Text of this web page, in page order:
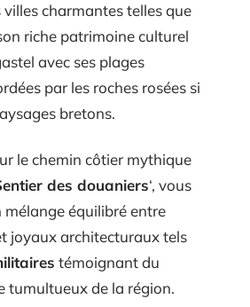
charmantes telles que
riche patrimoine culturel
avec ses plages
par les roches rosées si
bretons.
le chemin côtier mythique
des douaniers‘, vous
mélange équilibré entre
joyaux architecturaux tels
témoignant du
tumultueux de la région.